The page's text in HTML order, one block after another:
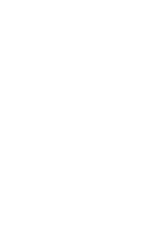
Bebê Body Camisa e Bermuda Bege